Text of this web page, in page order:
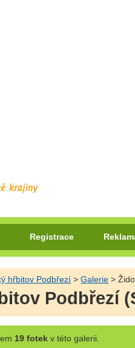
Registrace
hřbitov Podbřezí >Galerie >
Podbřezí
19 fotekv této galerii.